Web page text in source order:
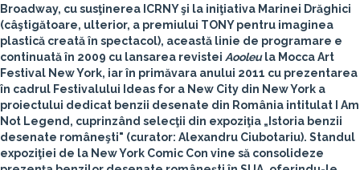
Broadway, cu susţinerea ICRNYşi la iniţiativa Marinei Drăghici
(câştigătoare, ulterior, a premiului TONY pentru imaginea
plastică creată în spectacol), această linie de programare e
continuată în 2009 cu lansarea revistei Aooleula Mocca Art
Festival New York, iar în primăvara anului 2011 cu prezentarea
în cadrul Festivalului Ideas for a New City din New York a
proiectului dedicat benzii desenate din România intitulat
I Am
Not Legend , cuprinzând selecţii din expoziţia „ Istoria benzii
desenate româneşti" (curator: Alexandru Ciubotariu). Standul
expoziţiei de la New York Comic Con vine să consolideze